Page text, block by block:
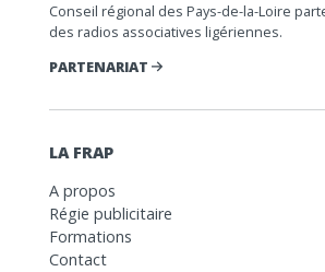
Conseil régional des Pays-de-la-Loire
des radios associatives ligériennes.
PARTENARIAT
LA FRAP
A propos
Régie publicitaire
Formations
Contact